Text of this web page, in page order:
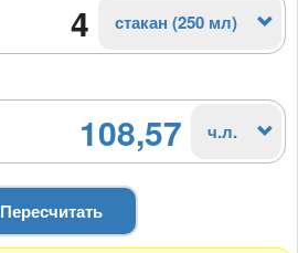
стакан (250 мл)
108,57 ч.л.
Пересчитать